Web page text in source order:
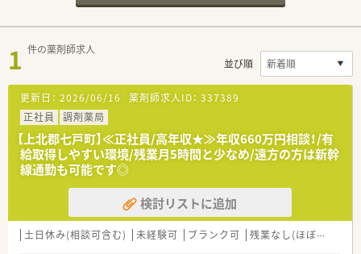
1 件の薬剤師求人
並び順
更新日： 2026/06/16 薬剤師求人ID： 337389
正社員
調剤薬局
【上北郡七戸町】≪正社員/高年収★≫年収660万円相談！/有
給取得しやすい環境/残業月5時間と少なめ/遠方の方は新幹
線通勤も可能です◎
検討リストに追加
土日休み(相談可含む) 未経験可 ブランク可 残業なし(ほぼなし含む)